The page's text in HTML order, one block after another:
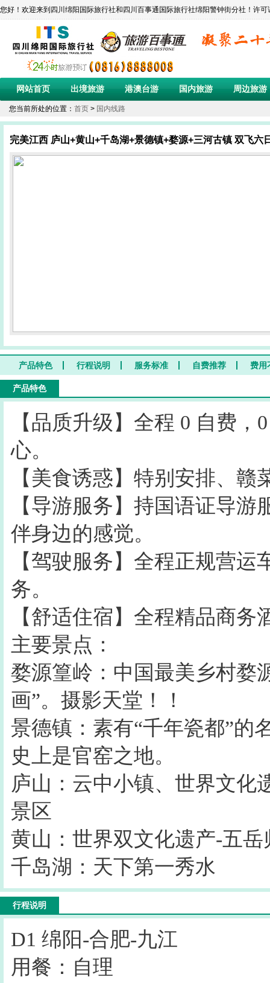
您好！欢迎来到四川绵阳国际旅行社和四川百事通国际旅行社绵阳警钟街分社！许
网站首页 出境旅游 港澳台游 国内旅游 周边旅游
您当前所处的位置： 首页 > 国内线路
完美江西 庐山+黄山+千岛湖+景德镇+婺源+三河古镇 双飞六
产品特色 行程说明 服务标准 自费推荐 费用
产品特色
【品质升级】全程 0 自费
心。
【美食诱惑】特别安排、赣
【导游服务】持国语证导
伴身边的感觉。
【驾驶服务】全程正规营
务。
【舒适住宿】全程精品商
主要景点：
婺源篁岭：中国最美乡村婺
画”。摄影天堂！！
景德镇：素有“千年瓷都”的
史上是官窑之地。
庐山：云中小镇、世界文化
景区
黄山：世界双文化遗产-五
千岛湖：天下第一秀水
行程说明
D1 绵阳-合肥-九江
用餐：自理